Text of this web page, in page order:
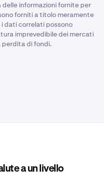
delle informazioni fornite per
forniti a titolo meramente
dati correlati possono
imprevedibile dei mercati
di fondi.
a un livello